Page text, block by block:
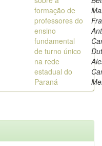
formação de
professores do
ensino
fundamental
de turno único
na rede
estadual do
Paraná